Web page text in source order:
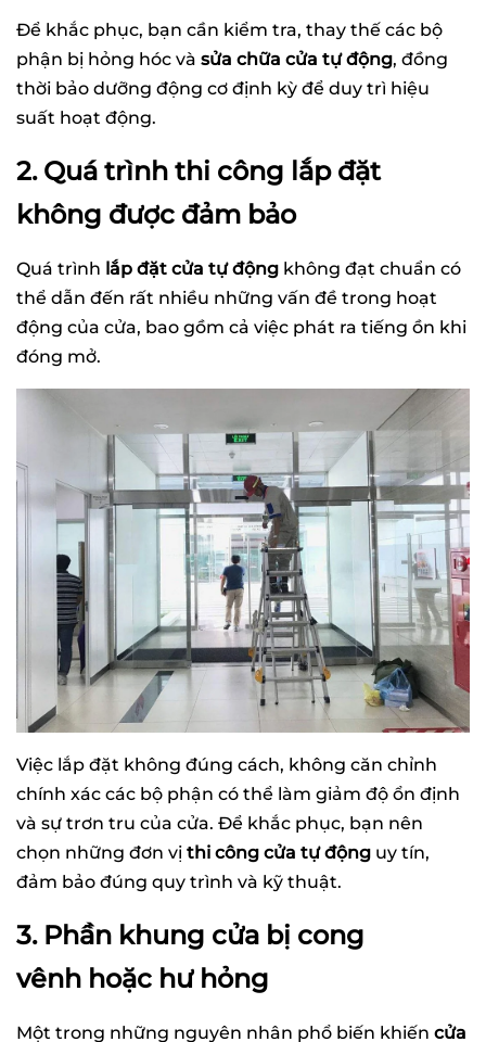
Để khắc phục, bạn cần kiểm tra, thay thế các bộ
phận bị hỏng hóc và sửa chữa cửa tự động, đồng
thời bảo dưỡng động cơ định kỳ để duy trì hiệu
suất hoạt động.
2. Quá trình thi công lắp đặt
không được đảm bảo
Quá trình lắp đặt cửa tự động không đạt chuẩn có
thể dẫn đến rất nhiều những vấn đề trong hoạt
động của cửa, bao gồm cả việc phát ra tiếng ồn khi
đóng mở.
Việc lắp đặt không đúng cách, không căn chỉnh
chính xác các bộ phận có thể làm giảm độ ổn định
và sự trơn tru của cửa. Để khắc phục, bạn nên
chọn những đơn vị thi công cửa tự động uy tín,
đảm bảo đúng quy trình và kỹ thuật.
3. Phần khung cửa bị cong
vênh hoặc hư hỏng
Một trong những nguyên nhân phổ biến khiến cửa